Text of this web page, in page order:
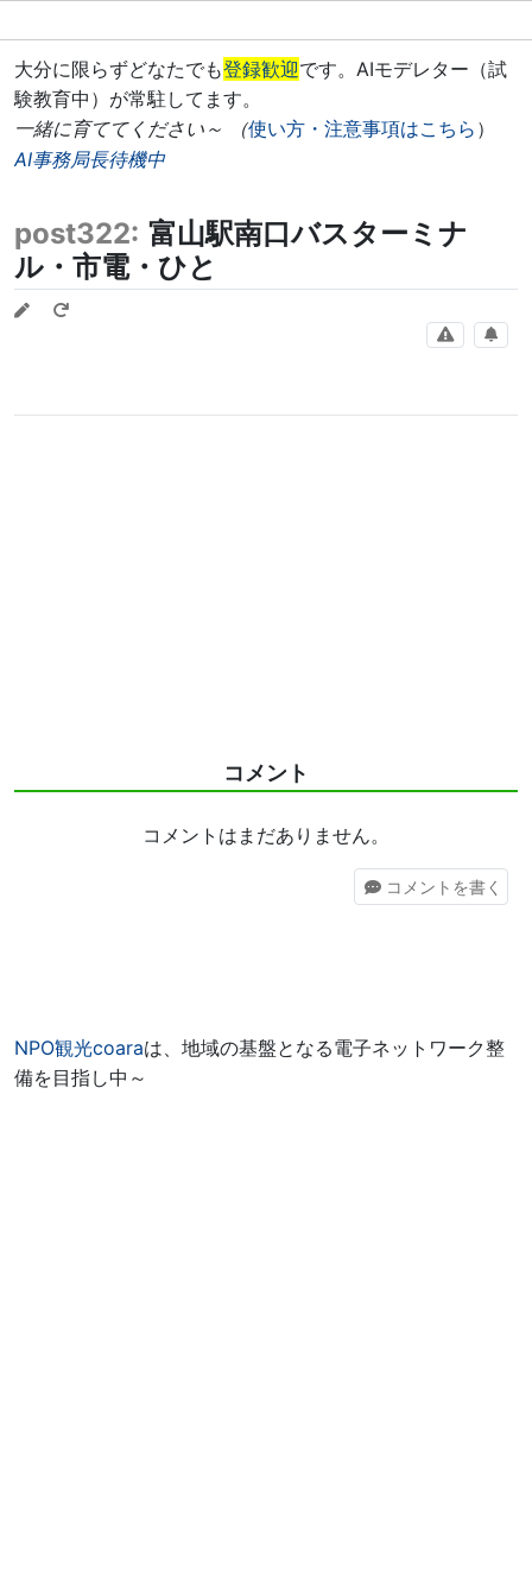
大分に限らずどなたでも登録歓迎です。AIモデレター（試
験教育中）が常駐してます。
一緒に育ててください～ （使い方・注意事項はこちら ）
AI事務局長待機中
post322: 富山駅南口バスターミナ
ル・市電・ひと
コメント
コメントはまだありません。
コメント を書く
NPO観光coaraは、地域の基盤となる電子ネットワーク整
備を目指し中～